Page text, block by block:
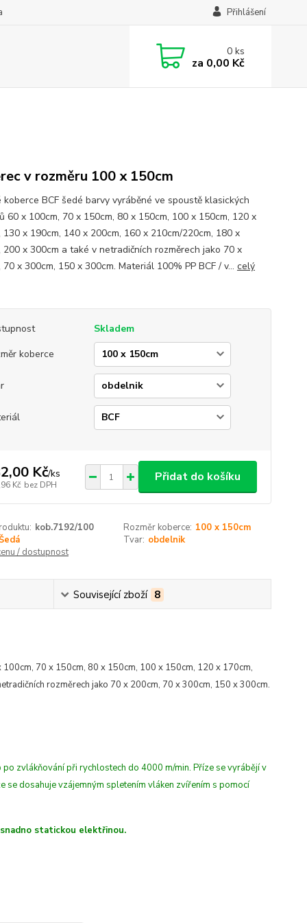
Přihlášení
0ks
za 0,00 Kč
v rozměru 100 x 150cm
koberce BCF šedé barvy vyráběné ve spoustě klasických
60 x 100cm, 70 x 150cm, 80 x 150cm, 100 x 150cm, 120 x
130 x 190cm, 140 x 200cm, 160 x 210cm/220cm, 180 x
200 x 300cm a také v netradičních rozměrech jako 70 x
70 x 300cm, 150 x 300cm. Materiál 100% PP BCF / v... celý
Skladem
koberce
Kč/ks
Kč bez DPH
Přidat do košíku
kob.7192/100 Rozměr koberce: 100 x 150cm
Tvar: obdelnik
/ dostupnost
Související zboží 8
70 x 150cm, 80 x 150cm, 100 x 150cm, 120 x 170cm,
rozměrech jako 70 x 200cm, 70 x 300cm, 150 x 300cm.
po zvlákňování při rychlostech do 4000 m/min. Příze se vyrábějí v
dosahuje vzájemným spletením vláken zvířením s pomocí
statickou elektřinou.